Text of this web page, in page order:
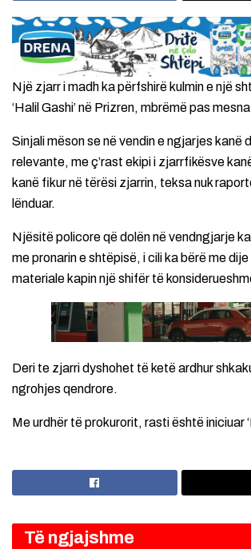
Një zjarr i madh ka përfshirë kulmin e një
‘Halil Gashi’ në Prizren, mbrëmë pas
Sinjali mëson se në vendin e ngjarjes kanë
relevante, me ç’rast ekipi i zjarrfikësve
kanë fikur në tërësi zjarrin, teksa nuk
lënduar.
Njësitë policore që dolën në vendngjarje
me pronarin e shtëpisë, i cili ka bërë me
materiale kapin një shifër të
Deri te zjarri dyshohet të ketë ardhur
ngrohjes qendrore.
Me urdhër të prokurorit, rasti është iniciuar
Të ngjajshme